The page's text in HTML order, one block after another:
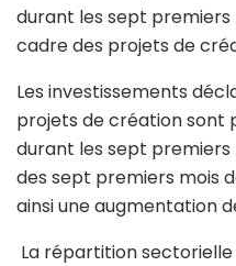
durant les sept premiers
cadre des projets de
Les investissements
projets de création sont
durant les sept premiers
des sept premiers mois
ainsi une augmentation
La répartition